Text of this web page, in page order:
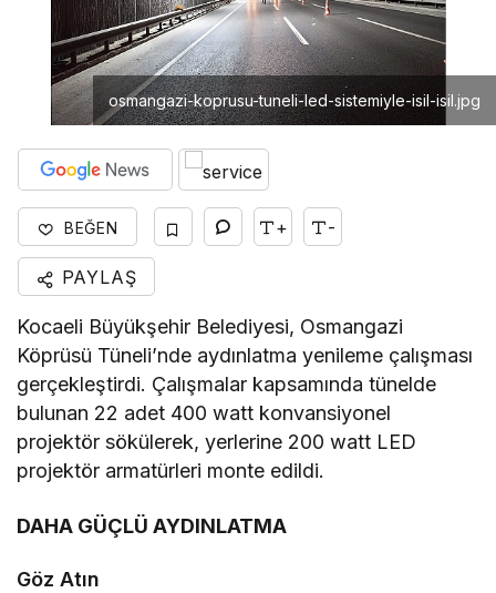
osmangazi-koprusu-tuneli-led-sistemiyle-isil-isil.jpg
BEĞEN + -
PAYLAŞ
Kocaeli Büyükşehir Belediyesi, Osmangazi
Köprüsü Tüneli’nde aydınlatma yenileme çalışması
gerçekleştirdi. Çalışmalar kapsamında tünelde
bulunan 22 adet 400 watt konvansiyonel
projektör sökülerek, yerlerine 200 watt LED
projektör armatürleri monte edildi.
DAHA GÜÇLÜ AYDINLATMA
Göz Atın